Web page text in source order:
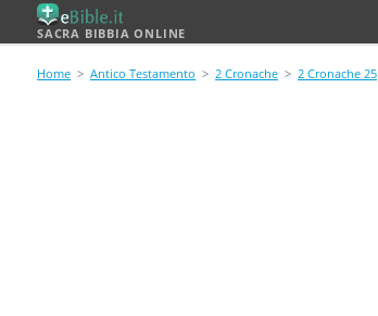
SACRA BIBBIA ONLINE
Home > Antico Testamento > 2 Cronache > 2 Cronache 25